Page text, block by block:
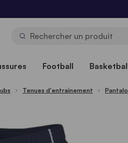
Football
Tenues d'entraînement